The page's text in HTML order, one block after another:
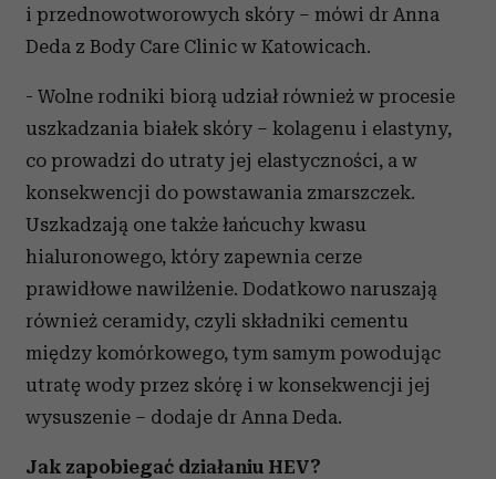
i przednowotworowych skóry – mówi dr Anna
Deda z Body Care Clinic w Katowicach.
- Wolne rodniki biorą udział również w procesie
uszkadzania białek skóry – kolagenu i elastyny,
co prowadzi do utraty jej elastyczności, a w
konsekwencji do powstawania zmarszczek.
Uszkadzają one także łańcuchy kwasu
hialuronowego, który zapewnia cerze
prawidłowe nawilżenie. Dodatkowo naruszają
również ceramidy, czyli składniki cementu
między komórkowego, tym samym powodując
utratę wody przez skórę i w konsekwencji jej
wysuszenie – dodaje dr Anna Deda.
Jak zapobiegać działaniu HEV?